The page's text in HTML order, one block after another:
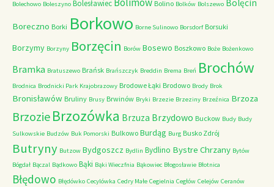
Bolechowo Boleszyno Bolesławiec Bolino Bolków Bolszewo Bolęcin
Boreczno Borki Borkowo Borne Sulinowo Borsdorf Borsuki
Borzymy Borzyny Borzęcin Borów Bosewo Boszkowo Boże Bożenkowo
Bramka Bratuszewo Brańsk Brańszczyk Breddin Brema Breń Brochów
Brodnica Brodnicki Park Krajobrazowy Brodowe Łąki Brodowo Brody Brok
Bronisławów Bruliny Brusy Brwinów Bryki Brzezie Brzeziny Brzeźnica Brzoza
Brzozie Brzozówka Brzuza Brzydowo Buckow Budy Budy
Sulkowskie Budzów Buk Pomorski Bulkowo Burdąg Burg Busko Zdrój
Butryny Butzow Bydgoszcz Bydlin Bydlino Bystre Chrzany Bytów
Bógdał Bączal Bądkowo Bąki Bąki Wieczfnia Bąkowiec Błogosławie Błotnica
Błędowo Błędówko Cecylówka Cedry Małe Cegielnia Cegłów Celejów Ceranów